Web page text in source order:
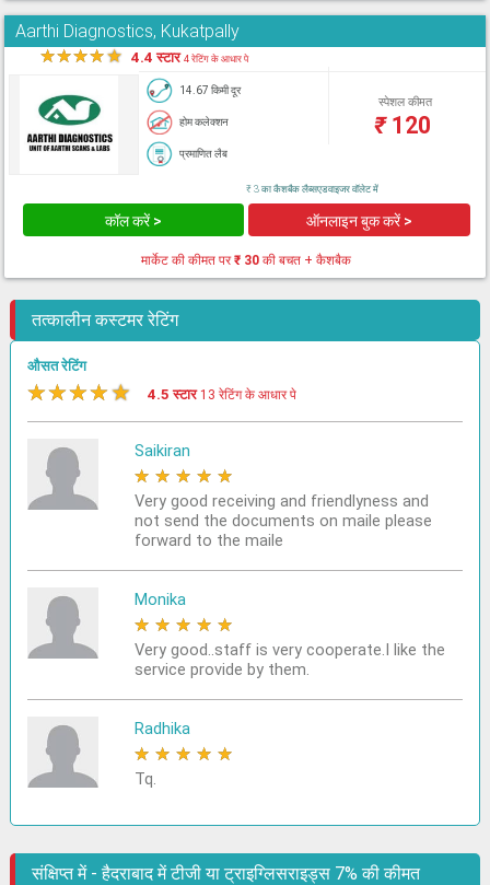
Aarthi Diagnostics, Kukatpally
★★★★★ 4.4 स्टार4 रेटिंग के आधार पे
14.67 किमी दूर
होम कलेक्शन
प्रमाणित लैब
स्पेशल कीमत
₹120
₹ 3 का कैशबैक लैब्सएडवाइजर वॉलेट में
कॉल करें > ऑनलाइन बुक करें >
मार्केट की कीमत पर₹ 30 की बचत + कैशबैक
तत्कालीन कस्टमर रेटिंग
औसत रेटिंग
★★★★★ 4.5 स्टार 13 रेटिंग के आधार पे
Saikiran
★ ★ ★ ★ ★
Very good receiving and friendlyness and
not send the documents on maile please
forward to the maile
Monika
★ ★ ★ ★ ★
Very good..staff is very cooperate.I like the
service provide by them.
Radhika
★ ★ ★ ★ ★
Tq.
संक्षिप्त में - हैदराबाद में टीजी या ट्राइग्लिसराइड्स 7% की कीमत